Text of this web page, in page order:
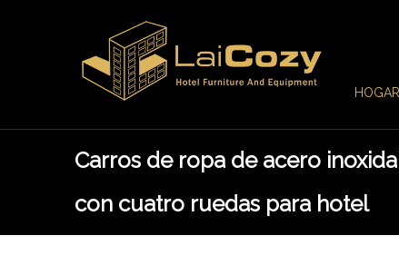
HOGAR
Carros de ropa de acero
con cuatro ruedas para hotel